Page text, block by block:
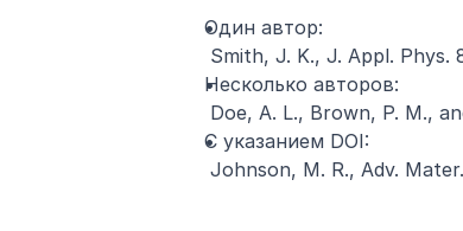
Один автор:
Smith, J. K., J. Appl. Phys.
Несколько авторов:
Doe, A. L., Brown, P. M.,
С указанием DOI:
Johnson, M. R., Adv.